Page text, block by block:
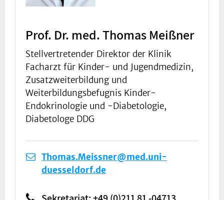
Prof. Dr. med. Thomas Meißner
Stellvertretender Direktor der Klinik
Facharzt für Kinder- und Jugendmedizin,
Zusatzweiterbildung und
Weiterbildungsbefugnis Kinder-
Endokrinologie und -Diabetologie,
Diabetologe DDG
Thomas.Meissner@med.uni-
duesseldorf.de